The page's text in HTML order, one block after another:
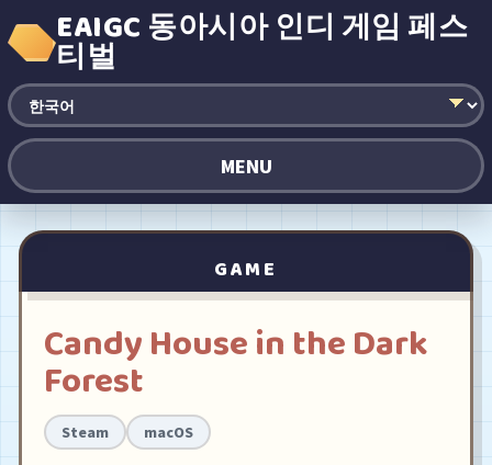
EAIGC 동아시아 인디 게임 페스
티벌
MENU
GAME
Candy House in the Dark
Forest
Steam macOS